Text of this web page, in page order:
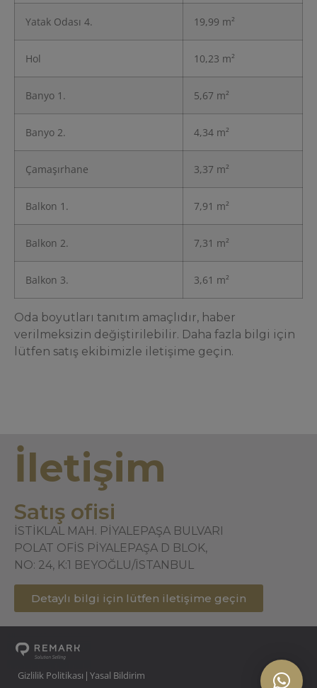
Yatak Odası 4. 19,99 m²
Hol 10,23 m²
Banyo 1. 5,67 m²
Banyo 2. 4,34 m²
Çamaşırhane 3,37 m²
Balkon 1. 7,91 m²
Balkon 2. 7,31 m²
Balkon 3. 3,61 m²
Oda boyutları tanıtım amaçlıdır, haber
verilmeksizin değiştirilebilir. Daha fazla bilgi için
lütfen satış ekibimizle iletişime geçin.
İletişim
Satış ofisi
İSTİKLAL MAH. PİYALEPAŞA BULVARI
POLAT OFİS PİYALEPAŞA D BLOK,
NO: 24, K:1 BEYOĞLU/İSTANBUL
Detaylı bilgi için lütfen iletişime geçin
Gizlilik Politikası | Yasal Bildirim